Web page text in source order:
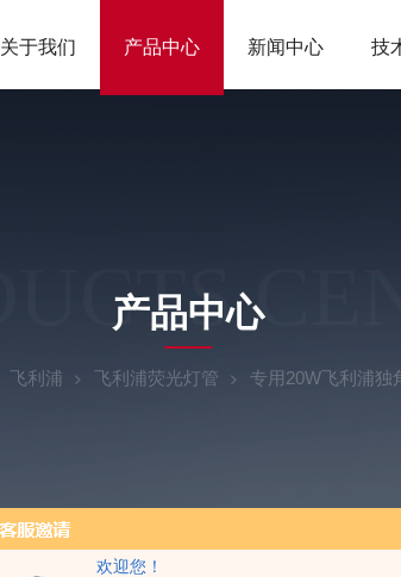
欢迎您！
关于我们 产品中心 新闻中心 技
产品中心
飞利浦 飞利浦荧光灯管 专用20W飞利浦独